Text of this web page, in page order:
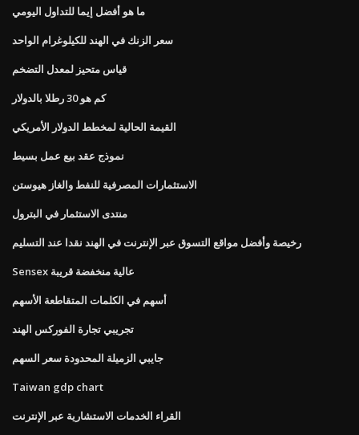
ما هو أفضل إيما للتداول اليومي
سعر الزنك في الهند للكيلوغرام الواحد
قياس متحيز لمعدل التضخم
كم هو 30 رطلا بالدولار
القيمة الحالية لمخطط الدولار الأمريكي
نموذج عقد بيع عمل بسيط
الاستثمارات المصرفية للنفط والغاز هيوستن
منتدى الاستثمار في البترول
رخيصة وأفضل مواقع التسوق عبر الإنترنت في الهند نقدا عند التسليم
Sensex عالية منخفضة قريبة
أسهم في الكلمات المتقاطعة الأسهم
تجريبي تجارة الفوركس الهند
جايبي الزميلة المحدودة سعر السهم
Taiwan gdp chart
القراء الخدمات الاستشارية عبر الإنترنت